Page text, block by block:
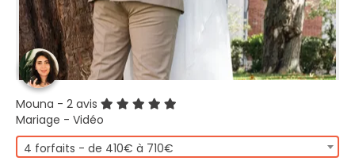
Mouna - 2 avis
Mariage - Vidéo
4 forfaits - de 410€ à 710€